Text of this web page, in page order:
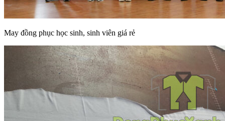
May đồng phục học sinh, sinh viên giá rẻ